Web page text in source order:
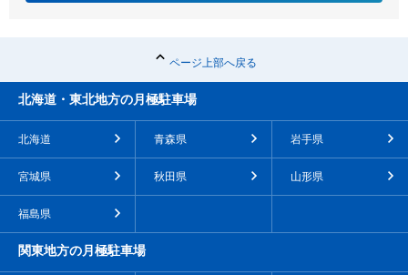
ページ上部へ戻る
北海道・東北地方の月極駐車場
北海道 青森県 岩手県
宮城県 秋田県 山形県
福島県
関東地方の月極駐車場